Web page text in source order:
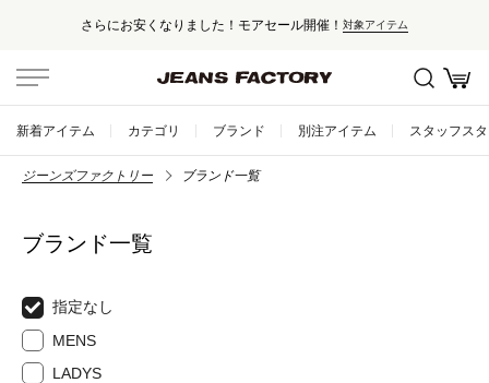
さらにお安くなりました！モアセール開催！ 対象アイテム
新着アイテム カテゴリ ブランド 別注アイテム スタッフス
ジーンズファクトリー ブランド一覧
ブランド一覧
指定なし
MENS
LADYS